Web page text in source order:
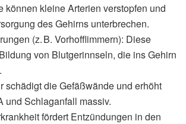
können kleine Arterien verstopfen und
des Gehirns unterbrechen.
(z. B. Vorhofflimmern): Diese
von Blutgerinnseln, die ins Gehirn
schädigt die Gefäßwände und erhöht
und Schlaganfall massiv.
fördert Entzündungen in den